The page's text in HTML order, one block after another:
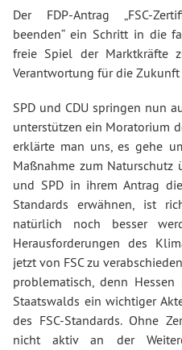
Der FDP-Antrag „FSC-
beenden“ ein Schritt in die
freie Spiel der Marktkräfte
Verantwortung für die
SPD und CDU springen nun
unterstützen ein Moratorium
erklärte man uns, es gehe
Maßnahme zum Naturschutz
und SPD in ihrem Antrag
Standards erwähnen, ist
natürlich noch besser
Herausforderungen des
jetzt von FSC zu
problematisch, denn
Staatswalds ein wichtiger
des FSC-Standards. Ohne
nicht aktiv an der